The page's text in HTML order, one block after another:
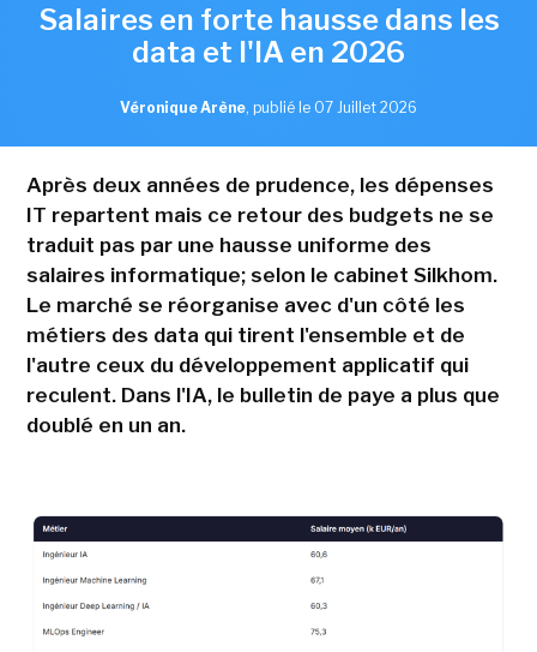
Salaires en forte hausse dans les
data et l'IA en 2026
Véronique Arène, publié le 07 Juillet 2026
Après deux années de prudence, les dépenses
IT repartent mais ce retour des budgets ne se
traduit pas par une hausse uniforme des
salaires informatique; selon le cabinet Silkhom.
Le marché se réorganise avec d'un côté les
métiers des data qui tirent l'ensemble et de
l'autre ceux du développement applicatif qui
reculent. Dans l'IA, le bulletin de paye a plus que
doublé en un an.